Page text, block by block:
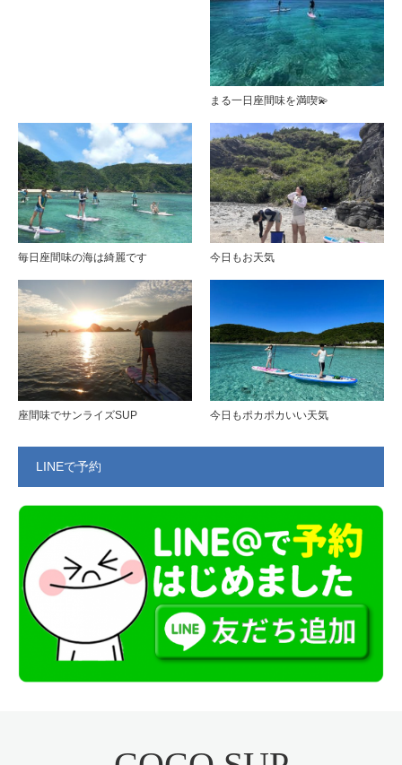
まる一日座間味を満喫💫
毎日座間味の海は綺麗です 今日もお天気
座間味でサンライズSUP 今日もポカポカいい天気
LINEで予約